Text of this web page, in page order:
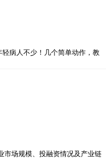
病人不少！几个简单动作，教
市场规模、投融资情况及产业链